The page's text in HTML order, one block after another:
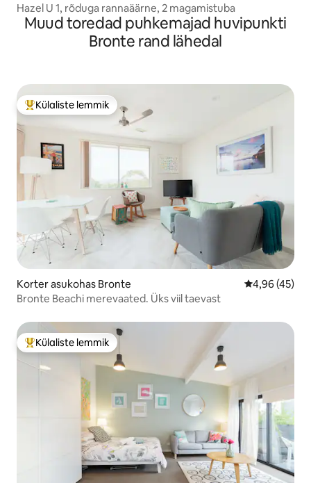
Hazel U 1, rõduga rannaäärne, 2 magamistuba
Muud toredad puhkemajad huvipunkti
Bronte rand lähedal
Külaliste suur lemmik
Külaliste lemmik
Korter asukohas Bronte Keskmine
4,96 (45)
Bronte Beachi merevaated. Üks viil taevast
Külaliste suur lemmik
Külaliste lemmik